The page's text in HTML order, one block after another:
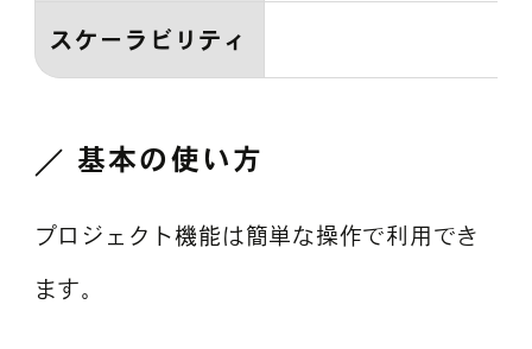
スケーラビリティ
基本の使い方
プロジェクト機能は簡単な操作で利用でき
ます。